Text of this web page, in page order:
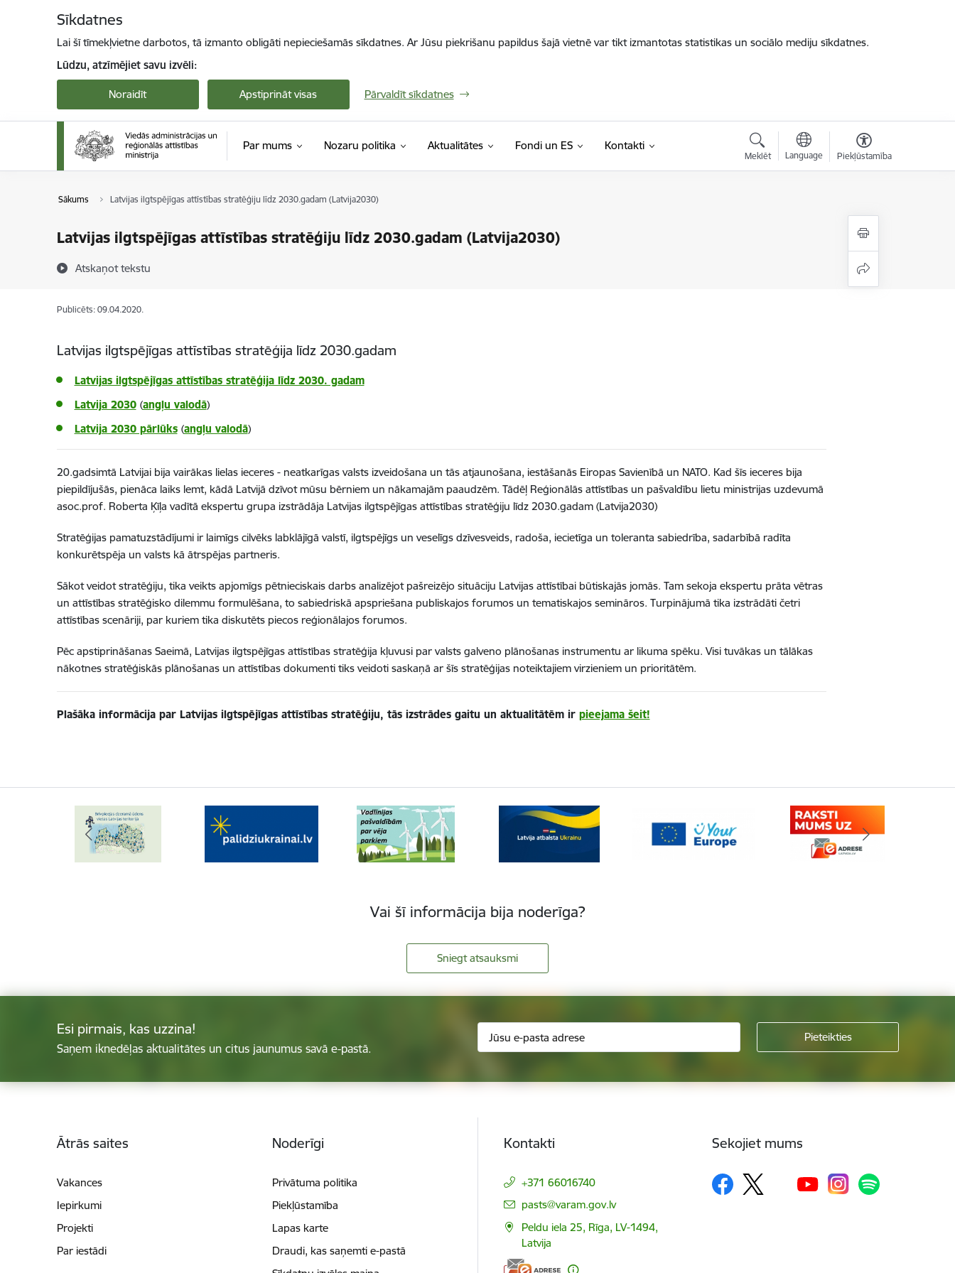
Sīkdatnes
Lai šī tīmekļvietne darbotos, tā izmanto obligāti nepieciešamās sīkdatnes. Ar Jūsu piekrišanu papildus šajā vietnē var tikt izmantotas statistikas un sociālo mediju sīkdatnes.
Lūdzu, atzīmējiet savu izvēli:
Noraidīt Apstiprināt visas Pārvaldīt sīkdatnes
Par mums Nozaru politika Aktualitātes Fondi un ES Kontakti
Meklēt Language Piekļūstamība
Sākums Latvijas ilgtspējīgas attīstības stratēģiju līdz 2030.gadam (Latvija2030)
Latvijas ilgtspējīgas attīstības stratēģiju līdz 2030.gadam (Latvija2030)
Atskaņot tekstu
Publicēts: 09.04.2020.
Latvijas ilgtspējīgas attīstības stratēģija līdz 2030.gadam
Latvijas ilgtspējīgas attīstības stratēģija līdz 2030. gadam
Latvija 2030 (angļu valodā)
Latvija 2030 pārlūks (angļu valodā)
20.gadsimtā Latvijai bija vairākas lielas ieceres - neatkarīgas valsts izveidošana un tās atjaunošana, iestāšanās Eiropas Savienībā un NATO. Kad šīs ieceres bija
piepildījušās, pienāca laiks lemt, kādā Latvijā dzīvot mūsu bērniem un nākamajām paaudzēm. Tādēļ Reģionālās attīstības un pašvaldību lietu ministrijas uzdevumā
asoc.prof. Roberta Ķīļa vadītā ekspertu grupa izstrādāja Latvijas ilgtspējīgas attīstības stratēģiju līdz 2030.gadam (Latvija2030)
Stratēģijas pamatuzstādījumi ir laimīgs cilvēks labklājīgā valstī, ilgtspējīgs un veselīgs dzīvesveids, radoša, iecietīga un toleranta sabiedrība, sadarbībā radīta
konkurētspēja un valsts kā ātrspējas partneris.
Sākot veidot stratēģiju, tika veikts apjomīgs pētnieciskais darbs analizējot pašreizējo situāciju Latvijas attīstībai būtiskajās jomās. Tam sekoja ekspertu prāta vētras
un attīstības stratēģisko dilemmu formulēšana, to sabiedriskā apspriešana publiskajos forumos un tematiskajos semināros. Turpinājumā tika izstrādāti četri
attīstības scenāriji, par kuriem tika diskutēts piecos reģionālajos forumos.
Pēc apstiprināšanas Saeimā, Latvijas ilgtspējīgas attīstības stratēģija kļuvusi par valsts galveno plānošanas instrumentu ar likuma spēku. Visi tuvākas un tālākas
nākotnes stratēģiskās plānošanas un attīstības dokumenti tiks veidoti saskaņā ar šīs stratēģijas noteiktajiem virzieniem un prioritātēm.
Plašāka informācija par Latvijas ilgtspējīgas attīstības stratēģiju, tās izstrādes gaitu un aktualitātēm ir pieejama šeit!
Vai šī informācija bija noderīga?
Sniegt atsauksmi
Esi pirmais, kas uzzina!
Saņem iknedēļas aktualitātes un citus jaunumus savā e-pastā.
Ātrās saites
Vakances
Iepirkumi
Projekti
Par iestādi
Noderīgi
Privātuma politika
Piekļūstamība
Lapas karte
Draudi, kas saņemti e-pastā
Kontakti
+371 66016740
E-pasts:
pasts@varam.gov.lv
Peldu iela 25, Rīga, LV-1494,
Latvija
Sekojiet mums